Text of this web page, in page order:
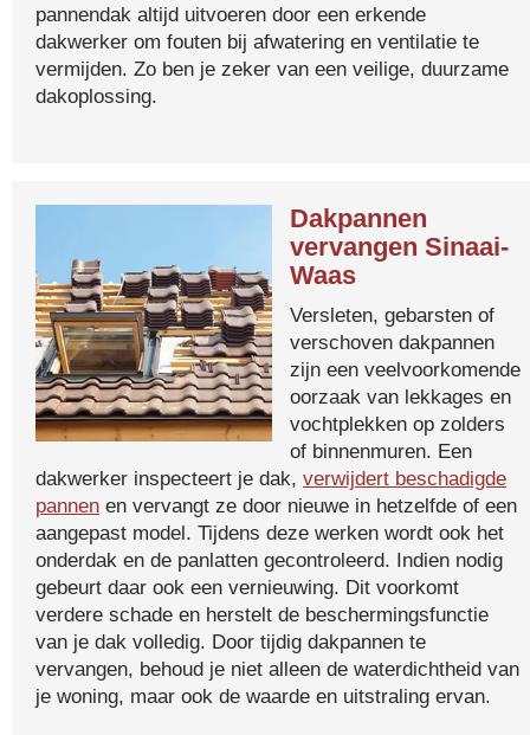
pannendak altijd uitvoeren door een erkende
dakwerker om fouten bij afwatering en ventilatie te
vermijden. Zo ben je zeker van een veilige, duurzame
dakoplossing.
Dakpannen
vervangen Sinaai-
Waas
Versleten, gebarsten of
verschoven dakpannen
zijn een veelvoorkomende
oorzaak van lekkages en
vochtplekken op zolders
of binnenmuren. Een
dakwerker inspecteert je dak, verwijdert beschadigde
pannen en vervangt ze door nieuwe in hetzelfde of een
aangepast model. Tijdens deze werken wordt ook het
onderdak en de panlatten gecontroleerd. Indien nodig
gebeurt daar ook een vernieuwing. Dit voorkomt
verdere schade en herstelt de beschermingsfunctie
van je dak volledig. Door tijdig dakpannen te
vervangen, behoud je niet alleen de waterdichtheid van
je woning, maar ook de waarde en uitstraling ervan.